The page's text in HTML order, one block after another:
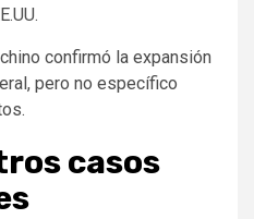
confirmó la expansión
pero no específico
casos